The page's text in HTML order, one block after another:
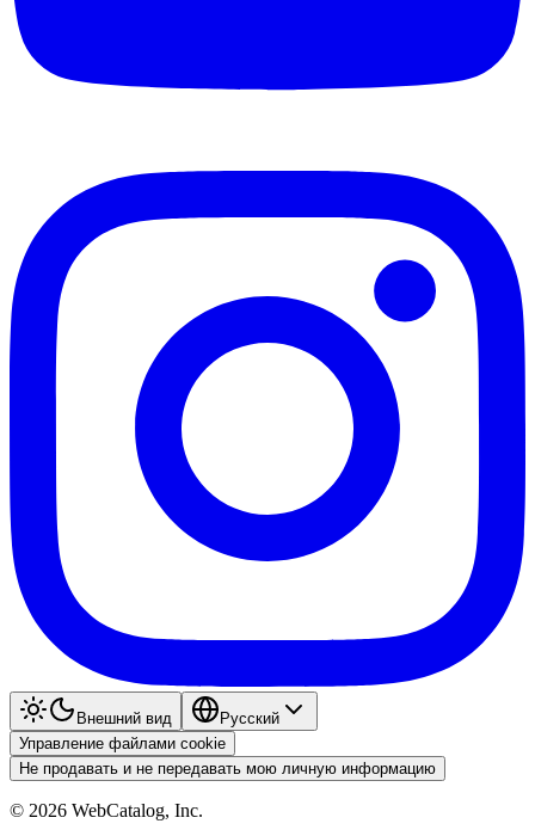
Внешний вид
Pyccкий
Управление файлами cookie
Не продавать и не передавать мою личную информацию
© 2026 WebCatalog, Inc.